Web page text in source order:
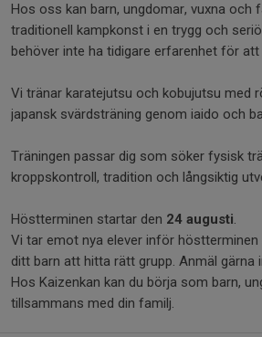
Hos oss kan barn, ungdomar, vuxna och
traditionell kampkonst i en trygg och
behöver inte ha tidigare erfarenhet för att
Vi tränar karatejutsu och kobujutsu med
japansk svärdsträning genom iaido och
Träningen passar dig som söker fysisk
kroppskontroll, tradition och långsiktig
Höstterminen startar den 24 augusti.
Vi tar emot nya elever inför höstterminen
ditt barn att hitta rätt grupp. Anmäl gärna
Hos Kaizenkan kan du börja som barn,
tillsammans med din familj.